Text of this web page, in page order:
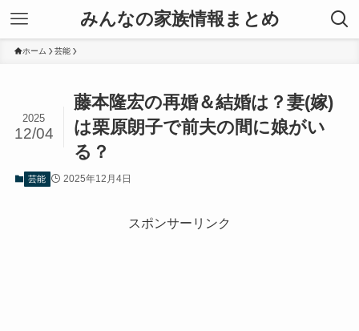
みんなの家族情報まとめ
ホーム 芸能
藤本隆宏の再婚＆結婚は？妻(嫁)
は栗原朗子で前夫の間に娘がい
る？
2025
12/04
芸能 2025年12月4日
スポンサーリンク